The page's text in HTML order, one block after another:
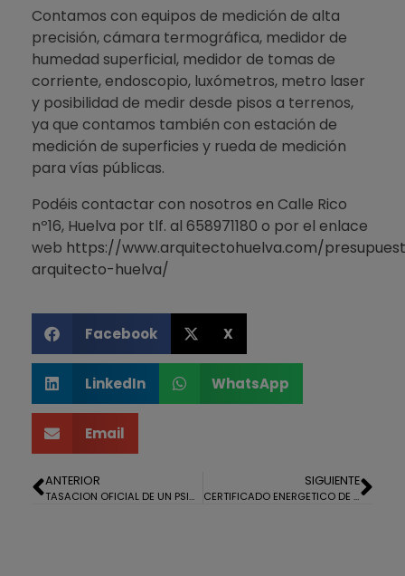
Contamos con equipos de medición de alta
precisión, cámara termográfica, medidor de
humedad superficial, medidor de tomas de
corriente, endoscopio, luxómetros, metro laser
y posibilidad de medir desde pisos a terrenos,
ya que contamos también con estación de
medición de superficies y rueda de medición
para vías públicas.
Podéis contactar con nosotros en Calle Rico
nº16, Huelva por tlf. al 658971180 o por el enlace
web https://www.arquitectohuelva.com/
arquitecto-huelva/
Facebook X
LinkedIn WhatsApp
Email
ANTERIOR
TASACION OFICIAL DE UN PSIO Y PLAZA DE GARAJE EN LA AV. DE ANDALUCIA, HUELVA
SIGUIENTE
CERTIFICADO ENERGETICO DE UN LOCAL COMERCIAL EN HUELVA